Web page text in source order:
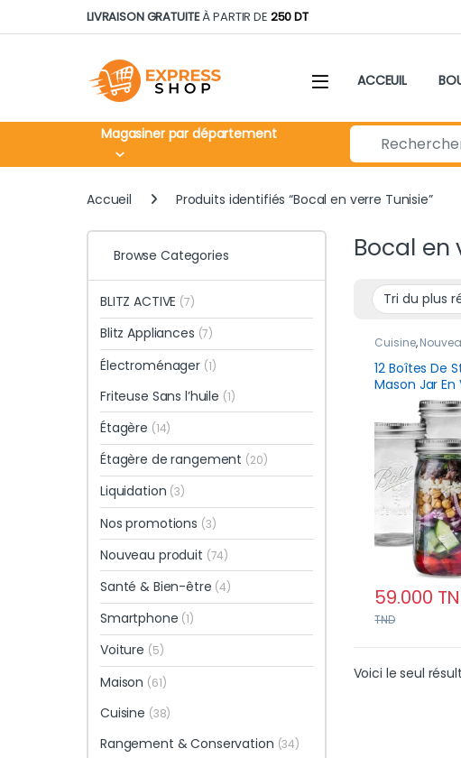
Skip to navigation
Skip to contentLIVRAISON GRATUITEÀ PARTIR DE 250 DT
ACCEUIL
Magasiner par département Search for:
Accueil Produits identifiés “Bocal en verre Tunisie”
Bocal en
Cuisine,
Rangement &
Conservation
12 Boîtes De
Mason Jar En
Hermétique
Multifonction
Qualité
59.000
TND
Voici le seul
Browse Categories
BLITZ ACTIVE (7)
Blitz Appliances (7)
Électroménager (1)
Friteuse Sans l’huile (1)
Étagère (14)
Étagère de rangement (20)
Liquidation (3)
Nos promotions (3)
Nouveau produit (74)
Santé & Bien-être (4)
Smartphone (1)
Voiture (5)
Maison (61)
Cuisine (38)
Rangement & Conservation (34)